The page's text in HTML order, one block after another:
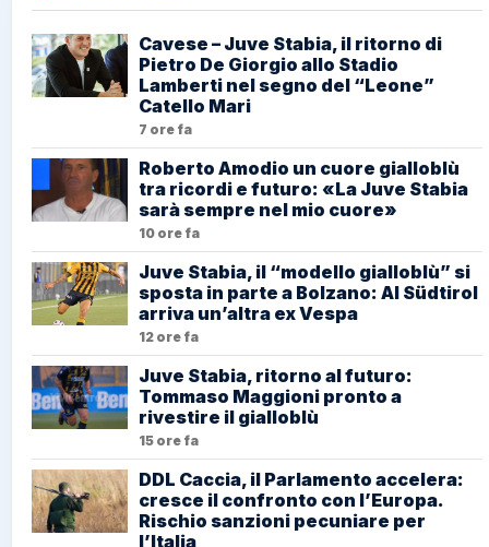
Cavese – Juve Stabia, il ritorno di
Pietro De Giorgio allo Stadio
Lamberti nel segno del “Leone”
Catello Mari
7 ore fa
Roberto Amodio un cuore gialloblù
tra ricordi e futuro: «La Juve Stabia
sarà sempre nel mio cuore»
10 ore fa
Juve Stabia, il “modello gialloblù” si
sposta in parte a Bolzano: Al Südtirol
arriva un’altra ex Vespa
12 ore fa
Juve Stabia, ritorno al futuro:
Tommaso Maggioni pronto a
rivestire il gialloblù
15 ore fa
DDL Caccia, il Parlamento accelera:
cresce il confronto con l’Europa.
Rischio sanzioni pecuniare per
l’Italia